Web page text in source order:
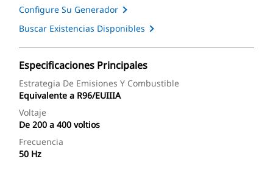
Configure Su Generador
Buscar Existencias Disponibles
Especificaciones Principales
Estrategia De Emisiones Y Combustible
Equivalente a R96/EUIIIA
Voltaje
De 200 a 400 voltios
Frecuencia
50 Hz